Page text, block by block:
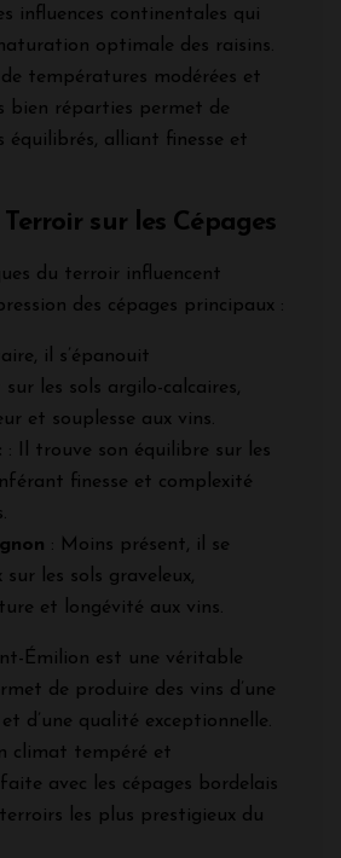
influences continentales qui
optimale des raisins.
températures modérées et
bien réparties permet de
équilibrés, alliant finesse et
Terroir sur les Cépages
du terroir influencent
des cépages principaux :
il s’épanouit
les sols argilo-calcaires,
et souplesse aux vins.
: Il trouve son équilibre sur les
finesse et complexité
: Moins présent, il se
les sols graveleux,
et longévité aux vins.
Émilion est une véritable
de produire des vins d’une
d’une qualité exceptionnelle.
climat tempéré et
avec les cépages bordelais
les plus prestigieux du